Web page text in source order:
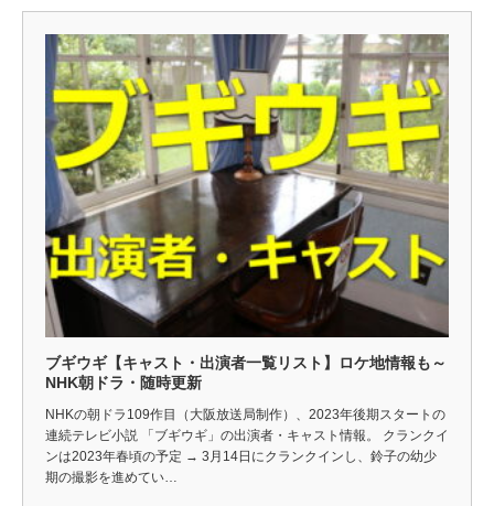
ブギウギ【キャスト・出演者一覧リスト】ロケ地情報も～
NHK朝ドラ・随時更新
NHKの朝ドラ109作目（大阪放送局制作）、2023年後期スタートの
連続テレビ小説 「ブギウギ」の出演者・キャスト情報。 クランクイ
ンは2023年春頃の予定 → 3月14日にクランクインし、鈴子の幼少
期の撮影を進めてい…